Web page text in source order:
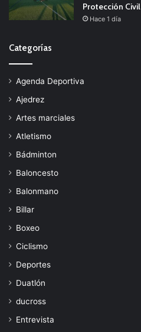
Protección Civil
Hace 1 día
Categorías
Agenda Deportiva
Ajedrez
Artes marciales
Atletismo
Bádminton
Baloncesto
Balonmano
Billar
Boxeo
Ciclismo
Deportes
Duatlón
ducross
Entrevista